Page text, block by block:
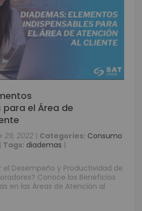
para el Área de
29, 2022 | Categories: Consumo
| Tags: diademas |
el Desempeño y Productividad de
Conoce los Beneficios
en las Áreas de Atención al